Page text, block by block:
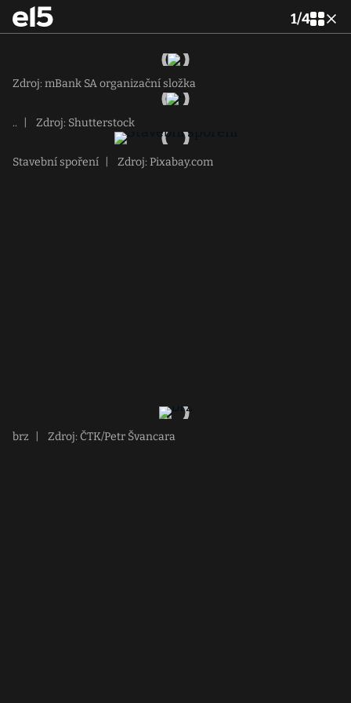
1/4
Zdroj: mBank SA organizační složka
.. Zdroj: Shutterstock
Stavební spoření Zdroj: Pixabay.com
brz Zdroj: ČTK/Petr Švancara